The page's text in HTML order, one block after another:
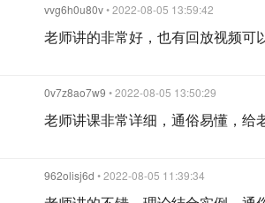
vvg6h0u80v• 2022-08-05 13:59:42
老师讲的非常好，也有回放视频可
0v7z8ao7w9 • 2022-08-05 13:50:29
老师讲课非常详细，通俗易懂，给
962olisj6d • 2022-08-05 11:39:34